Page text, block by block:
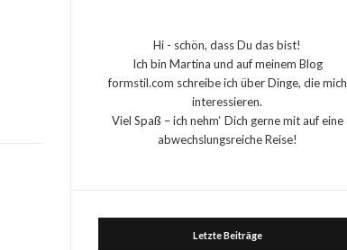
Hi - schön, dass Du das bist!
Ich bin Martina und auf meinem Blog
formstil.com schreibe ich über Dinge, die mich
interessieren.
Viel Spaß – ich nehm‘ Dich gerne mit auf eine
abwechslungsreiche Reise!
Letzte Beiträge